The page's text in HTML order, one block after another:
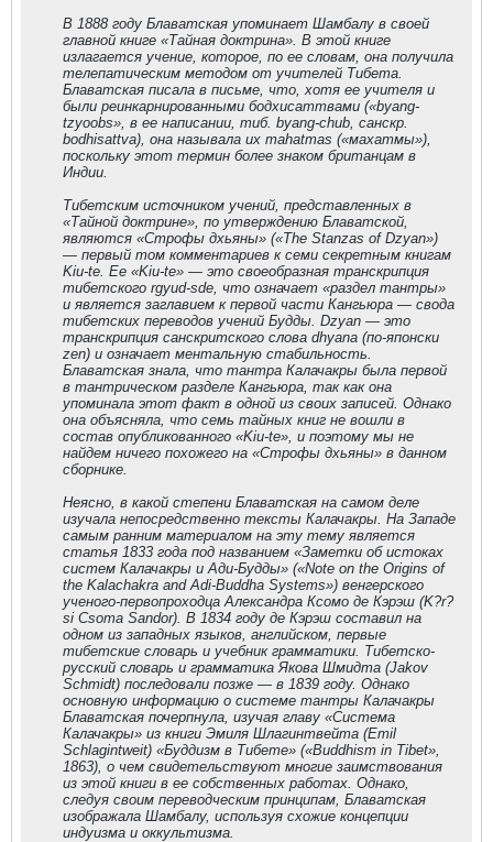
В 1888 году Блаватская упоминает Шамбалу в своей
главной книге «Тайная доктрина». В этой книге
излагается учение, которое, по ее словам, она получила
телепатическим методом от учителей Тибета.
Блаватская писала в письме, что, хотя ее учителя и
были реинкарнированными бодхисаттвами («byang-
tzyoobs», в ее написании, тиб. byang-chub, санскр.
bodhisattva), она называла их mahatmas («махатмы»),
поскольку этот термин более знаком британцам в
Индии.
Тибетским источником учений, представленных в
«Тайной доктрине», по утверждению Блаватской,
являются «Строфы дхьяны» («The Stanzas of Dzyan»)
— первый том комментариев к семи секретным книгам
Kiu-te. Ее «Kiu-te» — это своеобразная транскрипция
тибетского rgyud-sde, что означает «раздел тантры»
и является заглавием к первой части Кангьюра — свода
тибетских переводов учений Будды. Dzyan — это
транскрипция санскритского слова dhyana (по-японски
zen) и означает ментальную стабильность.
Блаватская знала, что тантра Калачакры была первой
в тантрическом разделе Кангьюра, так как она
упоминала этот факт в одной из своих записей. Однако
она объясняла, что семь тайных книг не вошли в
состав опубликованного «Kiu-te», и поэтому мы не
найдем ничего похожего на «Строфы дхьяны» в данном
сборнике.
Неясно, в какой степени Блаватская на самом деле
изучала непосредственно тексты Калачакры. На Западе
самым ранним материалом на эту тему является
статья 1833 года под названием «Заметки об истоках
систем Калачакры и Ади-Будды» («Note on the Origins of
the Kalachakra and Adi-Buddha Systems») венгерского
ученого-первопроходца Александра Ксомо де Кэрэш (K?r?
si Csoma Sandor). В 1834 году де Кэрэш составил на
одном из западных языков, английском, первые
тибетские словарь и учебник грамматики. Тибетско-
русский словарь и грамматика Якова Шмидта (Jakov
Schmidt) последовали позже — в 1839 году. Однако
основную информацию о системе тантры Калачакры
Блаватская почерпнула, изучая главу «Система
Калачакры» из книги Эмиля Шлагинтвейта (Emil
Schlagintweit) «Буддизм в Тибете» («Buddhism in Tibet»,
1863), о чем свидетельствуют многие заимствования
из этой книги в ее собственных работах. Однако,
следуя своим переводческим принципам, Блаватская
изображала Шамбалу, используя схожие концепции
индуизма и оккультизма.